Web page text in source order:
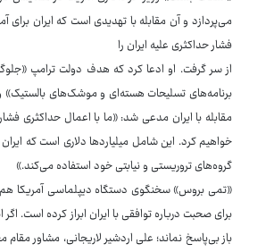
می‌پردازد و آن مقابله با تهدیدی است که ایران
فشار حداکثری علیه ایران را
از سر گرفت. او ادعا کرد که هدف دولت ترامپ
برنامه‌های تسلیحات هسته‌ای و موشک‌های بالستیک»
مقابله با ایران مدعی شد: «ما با اعمال حداکثری
خواهیم کرد. این شامل میلیاردها دلاری است که
گروه‌های تروریستی و نیابتی خود استفاده می‌کند.»
«تمی بروس» سخنگوی دستگاه دیپلماسی آمریکا هم
برای صحبت درباره توافقی با ایران ابراز کرده است.
باز بی‌پاسخ نماند؛ علی اردشیر لاریجانی، مشاور